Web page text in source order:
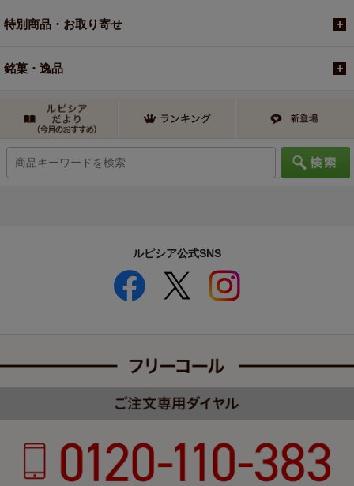
特別商品・お取り寄せ
銘菓・逸品
ルピシア公式SNS